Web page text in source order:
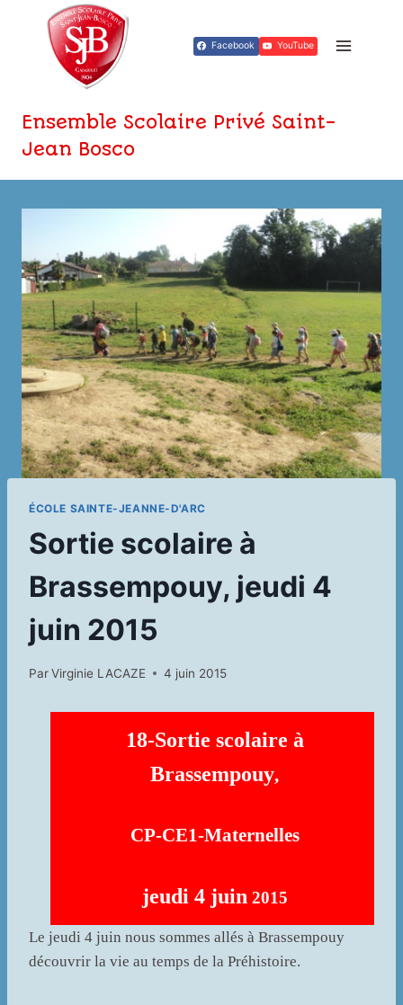
contenu
Facebook YouTube
Ensemble Scolaire Privé Saint-
Jean Bosco
ÉCOLE SAINTE-JEANNE-D'ARC
Sortie scolaire à
Brassempouy, jeudi 4
juin 2015
ParVirginie LACAZE 4 juin 2015
18-Sortie scolaire à
Brassempouy,
CP-CE1-Maternelles
jeudi 4 juin 2015
Le jeudi 4 juin nous sommes allés à Brassempouy
découvrir la vie au temps de la Préhistoire.